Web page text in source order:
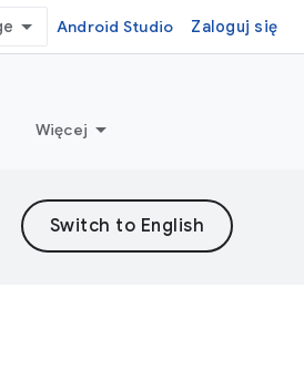
Android Studio Zaloguj się
Więcej